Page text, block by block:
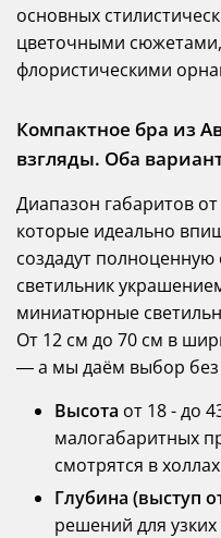
основных
цветочными сюжетами,
флористическими
Компактное бра из
взгляды. Оба
Диапазон габаритов
которые идеально
создадут
светильник
миниатюрные
От 12 см до 70 см в
— а мы даём выбор
Высота от 18 - до
малогабаритных
смотрятся в
Глубина (выступ
решений для